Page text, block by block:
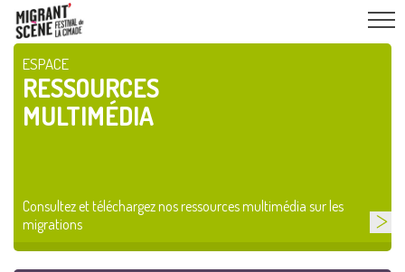
ESPACE
RESSOURCES
MULTIMÉDIA
Consultez et téléchargez nos ressources multimédia sur les
migrations